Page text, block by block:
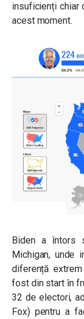
insuficienți chiar
acest moment.
Biden a întors
Michigan, unde
diferență
fost din start în
32 de electori,
Fox) pentru a